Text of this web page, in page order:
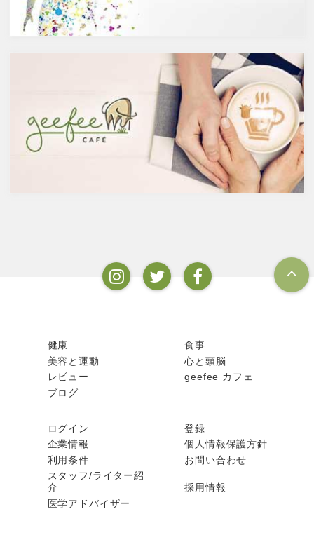
酵させて造られたもの。蒸留酒
は、この発酵された醸造酒をさ
らに蒸留して作られたものでス
で、蒸留酒は一般的には40度～
50度、最大で90度台のアルコー
ルとなります。以下が主なお酒
の醸造酒と蒸留酒の分類です。
免疫力を向上させる亜鉛の吸収
を助けるケルセチン
免疫力を保つことは、コロナウ
イルスの対策に限らず風邪やイ
ンフルエンザなど、さまざまな
疾患に対して人の体に有益な効
果を与えます。その免疫システ
ムを維持するのに重要な働きを
するのが亜鉛。
健康
食事
美容と運動
心と頭脳
レビュー
geefee カフェ
ブログ
ログイン
登録
企業情報
個人情報保護方針
利用条件
お問い合わせ
スタッフ/ライター紹
介
採用情報
医学アドバイザー